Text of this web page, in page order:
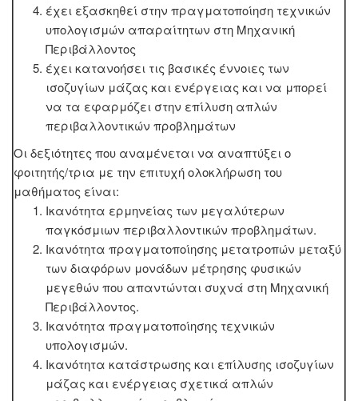
έχει εξασκηθεί στην πραγματοποίηση τεχνικών
υπολογισμών απαραίτητων στη Μηχανική
Περιβάλλοντος
έχει κατανοήσει τις βασικές έννοιες των
ισοζυγίων μάζας και ενέργειας και να μπορεί
να τα εφαρμόζει στην επίλυση απλών
περιβαλλοντικών προβλημάτων
Οι δεξιότητες που αναμένεται να αναπτύξει ο
φοιτητής/τρια με την επιτυχή ολοκλήρωση του
μαθήματος είναι:
Ικανότητα ερμηνείας των μεγαλύτερων
παγκόσμιων περιβαλλοντικών προβλημάτων.
Ικανότητα πραγματοποίησης μετατροπών μεταξύ
των διαφόρων μονάδων μέτρησης φυσικών
μεγεθών που απαντώνται συχνά στη Μηχανική
Περιβάλλοντος.
Ικανότητα πραγματοποίησης τεχνικών
υπολογισμών.
Ικανότητα κατάστρωσης και επίλυσης ισοζυγίων
μάζας και ενέργειας σχετικά απλών